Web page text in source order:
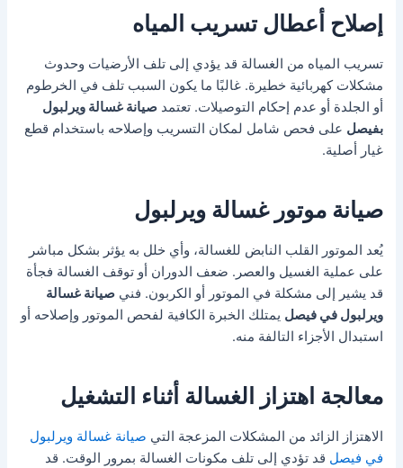
إصلاح أعطال تسريب المياه
تسريب المياه من الغسالة قد يؤدي إلى تلف الأرضيات وحدوث
مشكلات كهربائية خطيرة. غالبًا ما يكون السبب تلف في الخرطوم
أو الجلدة أو عدم إحكام التوصيلات. تعتمدصيانة غسالة ويرلبول
بفيصل على فحص شامل لمكان التسريب وإصلاحه باستخدام قطع
غيار أصلية.
صيانة موتور غسالة ويرلبول
يُعد الموتور القلب النابض للغسالة، وأي خلل به يؤثر بشكل مباشر
على عملية الغسيل والعصر. ضعف الدوران أو توقف الغسالة فجأة
قد يشير إلى مشكلة في الموتور أو الكربون. فنيصيانة غسالة
ويرلبول في فيصل يمتلك الخبرة الكافية لفحص الموتور وإصلاحه أو
استبدال الأجزاء التالفة منه.
معالجة اهتزاز الغسالة أثناء التشغيل
الاهتزاز الزائد من المشكلات المزعجة التي صيانة غسالة ويرلبول
في فيصل قد تؤدي إلى تلف مكونات الغسالة بمرور الوقت. قد